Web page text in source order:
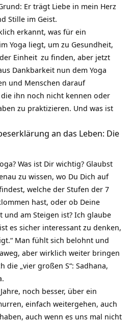
Er trägt Liebe in mein Herz
Stille im Geist.
erkannt, was für ein
Yoga liegt, um zu Gesundheit,
Einheit zu finden, aber jetzt
Dankbarkeit nun dem Yoga
und Menschen darauf
ihn noch nicht kennen oder
zu praktizieren. Und was ist
an das Leben: Die
Was ist Dir wichtig? Glaubst
zu wissen, wo Du Dich auf
welche der Stufen der 7
hast, oder ob Deine
und am Steigen ist? Ich glaube
es sicher interessant zu denken,
Man fühlt sich belohnt und
aber wirklich weiter bringen
die „vier großen S“: Sadhana,
noch besser, über ein
einfach weitergehen, auch
auch wenn es uns mal nicht